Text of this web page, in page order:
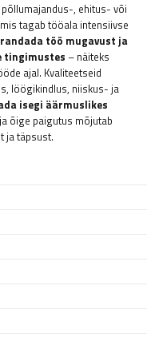
, ehitus- või
tagab tööala intensiivse
töö mugavust ja
tingimustes– näiteks
ajal. Kvaliteetseid
löögikindlus, niiskus- ja
isegi äärmuslikes
õige paigutus mõjutab
ja täpsust.